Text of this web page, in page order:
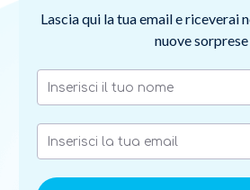
Lascia qui la tua email e riceverai
nuove sorprese